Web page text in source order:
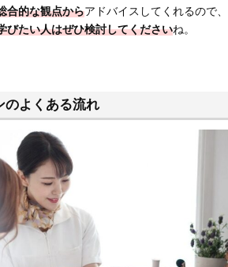
合的な観点からアドバイスしてくれるので、
びたい人はぜひ検討してくださいね。
のよくある流れ